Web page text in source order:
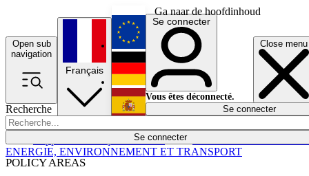
Ga naar de hoofdinhoud
Open sub
navigation
Close menu
Recherche
Se connecter
POLICY AREAS
Économie
Français
English
Deutsch
Español
Se connecter
Vous êtes déconnecté.
Se connecter
ENERGIE, ENVIRONNEMENT ET TRANSPORT